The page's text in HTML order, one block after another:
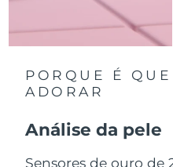
PORQUE É
ADORAR
Análise da pele
Sensores de ouro de
Mônaco
Países Baixos